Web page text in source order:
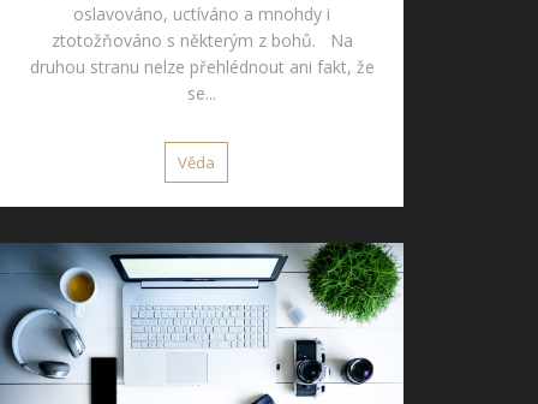
oslavováno, uctíváno a mnohdy i
ztotožňováno s některým z bohů. Na
druhou stranu nelze přehlédnout ani fakt, že
se...
Věda